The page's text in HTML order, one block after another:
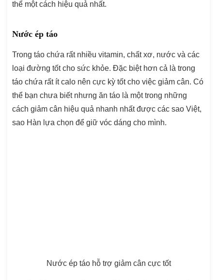
thể một cách hiệu quả nhất.
Nước ép táo
Trong táo chứa rất nhiều vitamin, chất xơ, nước và các
loại đường tốt cho sức khỏe. Đặc biệt hơn cả là trong
táo chứa rất ít calo nên cực kỳ tốt cho việc giảm cân. Có
thể bạn chưa biết nhưng ăn táo là một trong những
cách giảm cân hiệu quả nhanh nhất được các sao Việt,
sao Hàn lựa chọn để giữ vóc dáng cho mình.
Nước ép táo hỗ trợ giảm cân cực tốt